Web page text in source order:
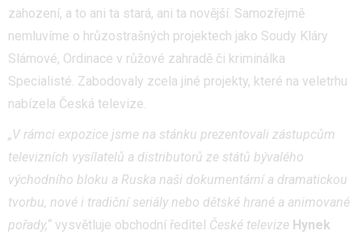
zahození, a to ani ta stará, ani ta novější. Samozřejmě
nemluvíme o hrůzostrašných projektech jako Soudy Kláry
Slámové, Ordinace v růžové zahradě či kriminálka
Specialisté. Zabodovaly zcela jiné projekty, které na veletrhu
nabízela Česká televize.
„V rámci expozice jsme na stánku prezentovali zástupcům
televizních vysílatelů a distributorů ze států bývalého
východního bloku a Ruska naši dokumentární a dramatickou
tvorbu, nové i tradiční seriály nebo dětské hrané a animované
pořady,“ vysvětluje obchodní ředitel České televize Hynek